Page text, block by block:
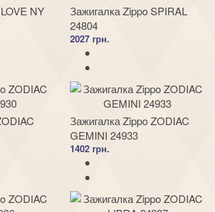
NY
Зажигалка Zippo SPIRAL
24804
2027 грн.
Зажигалка Zippo ZODIAC
GEMINI 24933
1402 грн.